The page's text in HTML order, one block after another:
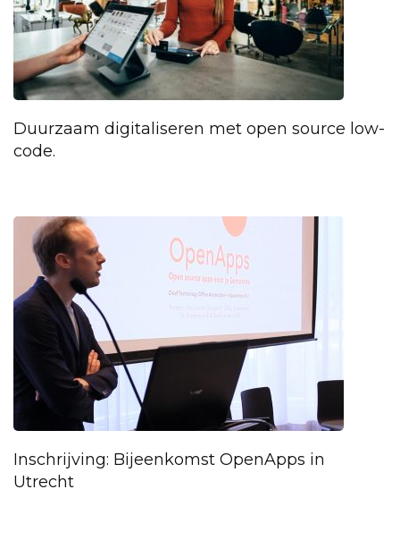
Duurzaam digitaliseren met open source low-
code.
Inschrijving: Bijeenkomst OpenApps in
Utrecht